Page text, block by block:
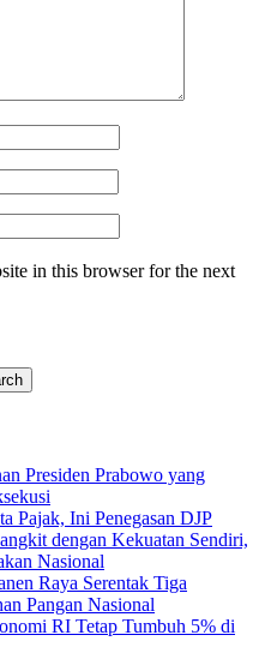
in this browser for the next
Presiden Prabowo yang
Pajak, Ini Penegasan DJP
dengan Kekuatan Sendiri,
Nasional
Raya Serentak Tiga
Pangan Nasional
RI Tetap Tumbuh 5% di